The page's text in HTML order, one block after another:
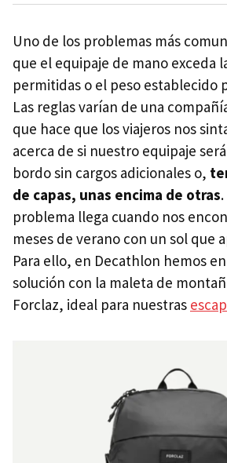
Uno de los problemas más
que el equipaje de mano exceda
permitidas o el peso establecido
Las reglas varían de una
que hace que los viajeros nos
acerca de si nuestro equipaje
bordo sin cargos adicionales o,
de capas, unas encima de otras
problema llega cuando nos
meses de verano con un sol que
Para ello, en Decathlon hemos
solución con la maleta de
Forclaz, ideal para nuestras